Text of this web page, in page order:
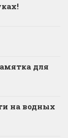
для
на водных